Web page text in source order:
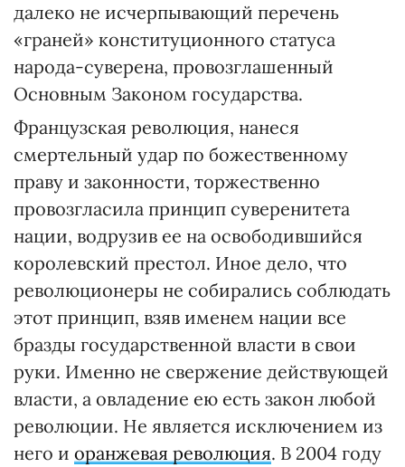
далеко не исчерпывающий перечень
«граней» конституционного статуса
народа-суверена, провозглашенный
Основным Законом государства.
Французская революция, нанеся
смертельный удар по божественному
праву и законности, торжественно
провозгласила принцип суверенитета
нации, водрузив ее на освободившийся
королевский престол. Иное дело, что
революционеры не собирались соблюдать
этот принцип, взяв именем нации все
бразды государственной власти в свои
руки. Именно не свержение действующей
власти, а овладение ею есть закон любой
революции. Не является исключением из
него и оранжевая революция. В 2004 году